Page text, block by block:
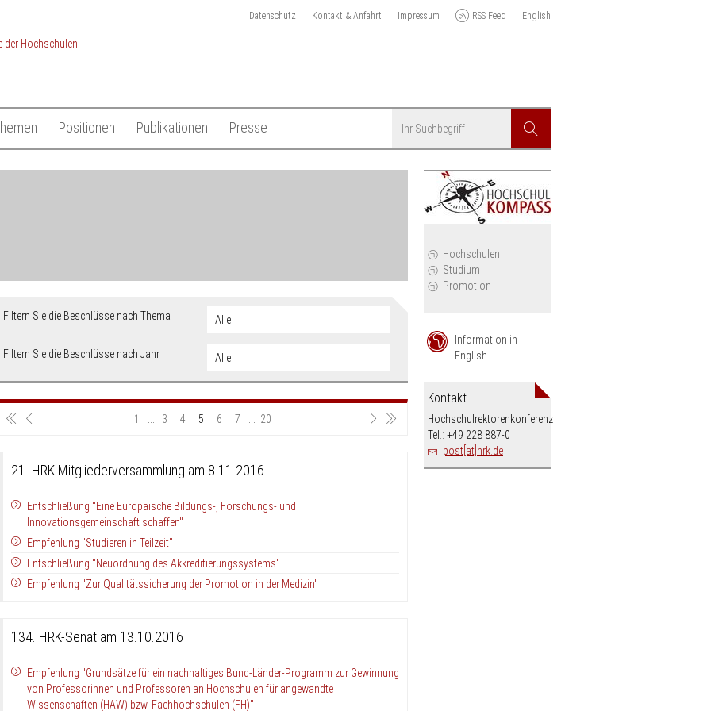
Datenschutz Kontakt & Anfahrt Impressum RSS Feed English
Suchen
Hochschulen
Positionen Publikationen Presse
Filtern Sie die Beschlüsse nach Thema
Filtern Sie die Beschlüsse nach Jahr
1 3 4 5 6 7 20
21. HRK-Mitgliederversammlung am 8.11.2016
Entschließung "Eine Europäische Bildungs-, Forschungs- und
Innovationsgemeinschaft schaffen"
Empfehlung "Studieren in Teilzeit"
Entschließung "Neuordnung des Akkreditierungssystems"
Empfehlung "Zur Qualitätssicherung der Promotion in der Medizin"
134. HRK-Senat am 13.10.2016
Empfehlung "Grundsätze für ein nachhaltiges Bund-Länder-Programm zur Gewinnung
von Professorinnen und Professoren an Hochschulen für angewandte
Wissenschaften (HAW) bzw. Fachhochschulen (FH)"
Hochschulen
Studium
Promotion
Information in
English
Kontakt
Hochschulrektorenkonferenz
Tel.: +49 228 887-0
post[at]hrk.de